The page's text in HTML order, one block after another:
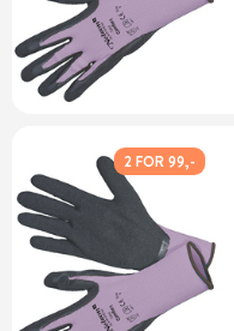
2 FOR 99,-